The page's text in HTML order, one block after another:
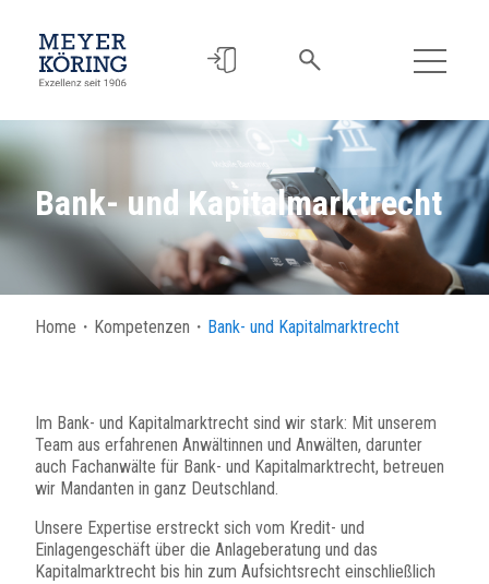
Bank- und Kapitalmarktrecht
Home ・ Kompetenzen ・ Bank- und Kapitalmarktrecht
Im Bank- und Kapitalmarktrecht sind wir stark: Mit unserem
Team aus erfahrenen Anwältinnen und Anwälten, darunter
auch Fachanwälte für Bank- und Kapitalmarktrecht, betreuen
wir Mandanten in ganz Deutschland.
Unsere Expertise erstreckt sich vom Kredit- und
Einlagengeschäft über die Anlageberatung und das
Kapitalmarktrecht bis hin zum Aufsichtsrecht einschließlich